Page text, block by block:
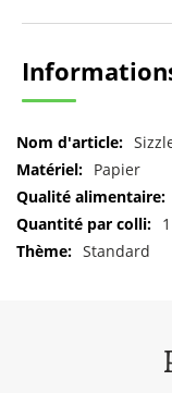
Pour
plus
d'informations
Papier
1
Standard